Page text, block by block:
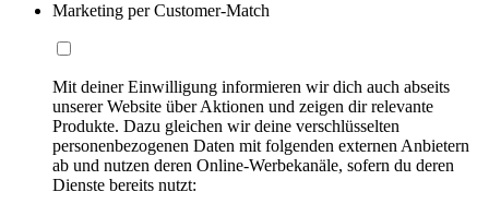
Marketing per Customer-Match
Mit deiner Einwilligung informieren wir dich auch abseits
unserer Website über Aktionen und zeigen dir relevante
Produkte. Dazu gleichen wir deine verschlüsselten
personenbezogenen Daten mit folgenden externen Anbietern
ab und nutzen deren Online-Werbekanäle, sofern du deren
Dienste bereits nutzt: